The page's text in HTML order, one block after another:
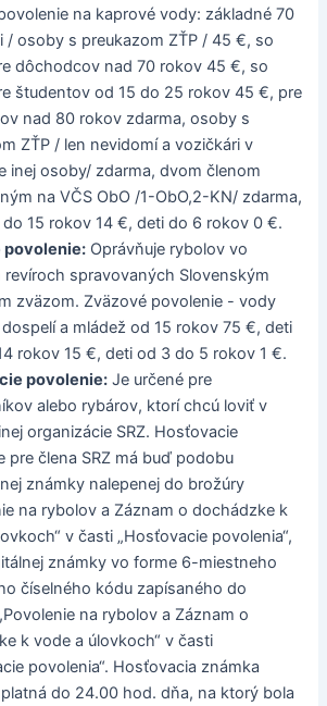
na kaprové vody: základné 70
/ osoby s preukazom ZŤP / 45 €, so
dôchodcov nad 70 rokov 45 €, so
študentov od 15 do 25 rokov 45 €, pre
nad 80 rokov zdarma, osoby s
ZŤP / len nevidomí a vozičkári v
inej osoby/ zdarma, dvom členom
na VČS ObO /1-ObO,2-KN/ zdarma,
15 rokov 14 €, deti do 6 rokov 0 €.
povolenie: Oprávňuje rybolov vo
spravovaných Slovenským
zväzom. Zväzové povolenie - vody
a mládež od 15 rokov 75 €, deti
rokov 15 €, deti od 3 do 5 rokov 1 €.
povolenie: Je určené pre
alebo rybárov, ktorí chcú loviť v
organizácie SRZ. Hosťovacie
pre člena SRZ má buď podobu
známky nalepenej do brožúry
na rybolov a Záznam o dochádzke k
v časti „Hosťovacie povolenia“,
známky vo forme 6-miestneho
číselného kódu zapísaného do
na rybolov a Záznam o
k vode a úlovkoch“ v časti
povolenia“. Hosťovacia známka
do 24.00 hod. dňa, na ktorý bola